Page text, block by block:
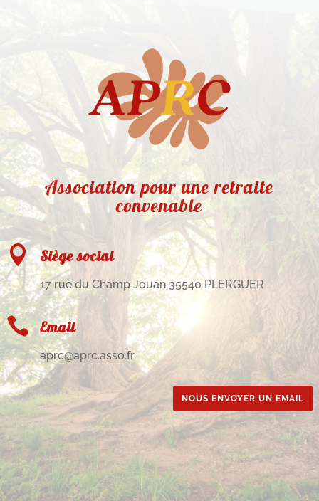
Association pour une retraite
convenable
 Siège social
17 rue du Champ Jouan 35540 PLERGUER
 Email
aprc@aprc.asso.fr
NOUS ENVOYER UN EMAIL